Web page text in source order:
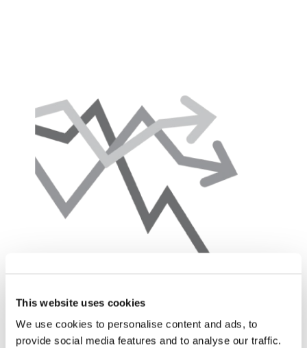
This website uses cookies
We use cookies to personalise content and ads, to
provide social media features and to analyse our traffic.